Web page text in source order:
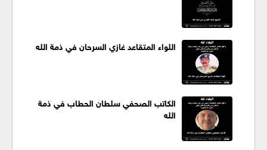
اللواء المتقاعد غازي السرحان في ذمة الله
الكاتب الصحفي سلطان الحطاب في ذمة
الله